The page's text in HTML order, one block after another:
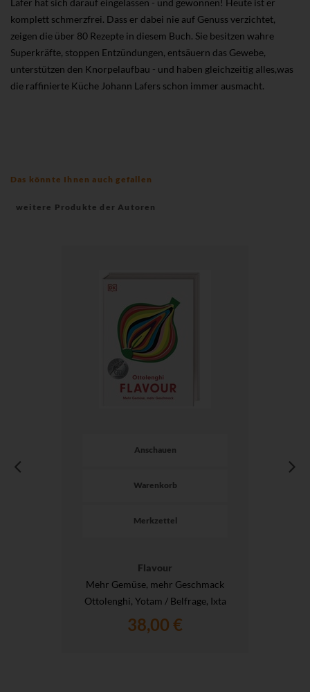
komplett schmerzfrei. Dass er dabei nie auf Genuss verzichtet,
zeigen die über 80 Rezepte in diesem Buch. Sie besitzen wahre
Superkräfte, stoppen Entzündungen, entsäuern das Gewebe,
unterstützen den Knorpelaufbau - und haben gleichzeitig alles,was
die raffinierte Küche Johann Lafers schon immer ausmacht.
Das könnte Ihnen auch gefallen
weitere Produkte der Autoren
Anschauen
Warenkorb
Merkzettel
Flavour
Mehr Gemüse, mehr Geschmack
Ottolenghi, Yotam / Belfrage, Ixta
38,00 €